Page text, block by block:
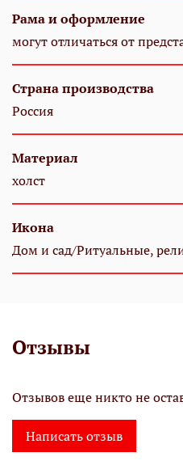
Рама и оформление
могут отличаться от
Страна производства
Россия
Материал
холст
Икона
Дом и сад/Ритуальные,
Отзывы
Отзывов еще никто не
Написать отзыв